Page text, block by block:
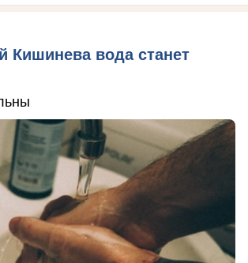
Кишинева вода станет